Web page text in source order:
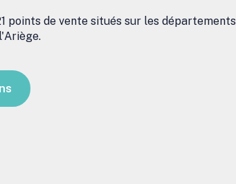
points de vente situés sur les départements